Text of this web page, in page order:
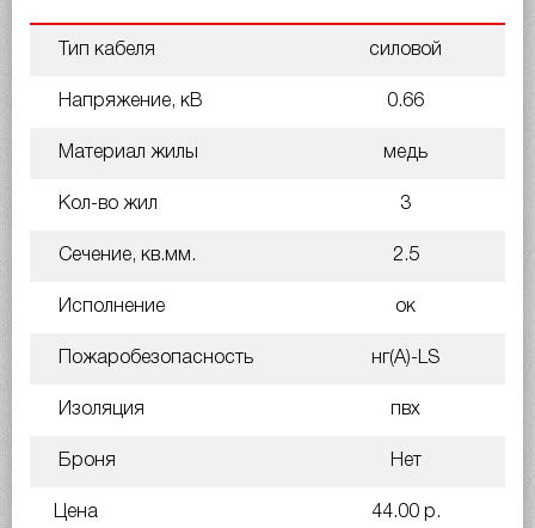
Тип кабеля силовой
Напряжение, кВ 0.66
Материал жилы медь
Кол-во жил 3
Сечение, кв.мм. 2.5
Исполнение ок
Пожаробезопасность нг(A)-LS
Изоляция пвх
Броня Нет
Цена 44.00 р.